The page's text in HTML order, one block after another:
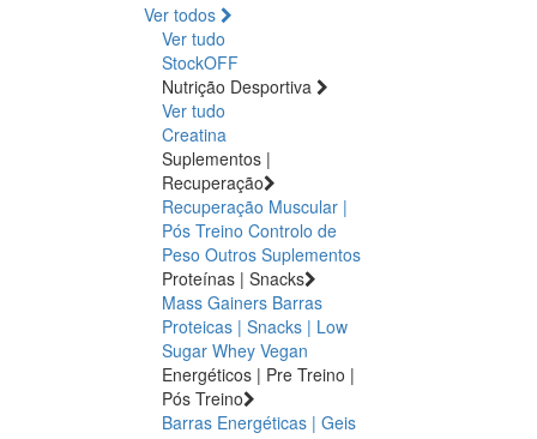
Ver todos
Ver tudo
StockOFF
Nutrição Desportiva
Ver tudo
Creatina
Suplementos |
Recuperação
Recuperação Muscular |
Pós Treino Controlo de
Peso Outros Suplementos
Proteínas | Snacks
Mass Gainers Barras
Proteicas | Snacks | Low
Sugar Whey Vegan
Energéticos | Pre Treino |
Pós Treino
Barras Energéticas | Geis